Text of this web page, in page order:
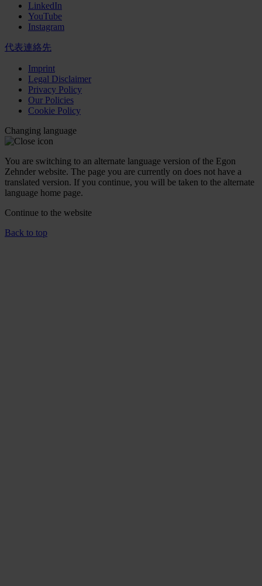
LinkedIn
YouTube
Instagram
代表連絡先
Imprint
Legal Disclaimer
Privacy Policy
Our Policies
Cookie Policy
Changing language
You are switching to an alternate language version of the Egon
Zehnder website. The page you are currently on does not have a
translated version. If you continue, you will be taken to the alternate
language home page.
Continue to the website
Back to top